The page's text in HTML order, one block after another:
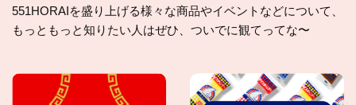
551HORAIを盛り上げる様々な商品やイベントなどについて、
もっともっと知りたい人はぜひ、ついでに観てってな〜